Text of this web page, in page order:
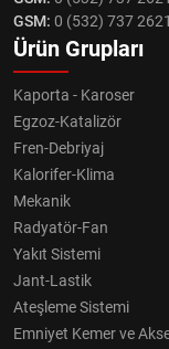
GSM: 0 (532) 737 2621
Ürün Grupları
Kaporta - Karoser
Egzoz-Katalizör
Fren-Debriyaj
Kalorifer-Klima
Mekanik
Radyatör-Fan
Yakıt Sistemi
Jant-Lastik
Ateşleme Sistemi
Emniyet Kemer ve